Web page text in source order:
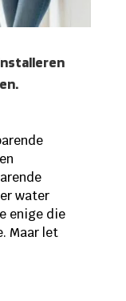
water
enige die
Maar let